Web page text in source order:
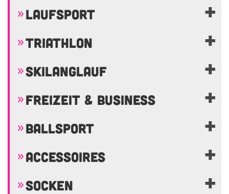
LAUFSPORT
TRIATHLON
SKILANGLAUF
FREIZEIT & BUSINESS
BALLSPORT
ACCESSOIRES
SOCKEN